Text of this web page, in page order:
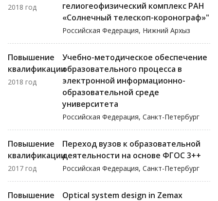
2018 год
гелиогеофизический комплекс РАН
«Солнечный телескоп-коронограф»"
Российская Федерация, Нижний Архыз
Повышение
квалификации
2018 год
Учебно-методическое обеспечение
образовательного процесса в
электронной информационно-
образовательной среде
университета
Российская Федерация, Санкт-Петербург
Повышение
квалификации
2017 год
Переход вузов к образовательной
деятельности на основе ФГОС 3++
Российская Федерация, Санкт-Петербург
Повышение
Optical system design in Zemax